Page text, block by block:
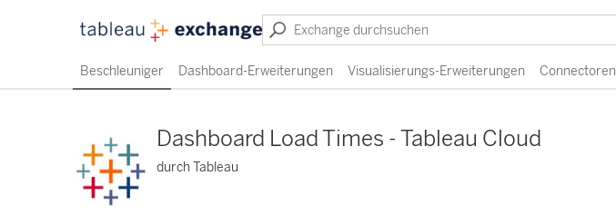
Beschleuniger Dashboard-Erweiterungen Visualisierungs-Erweiterungen Connectoren
Dashboard Load Times - Tableau Cloud
durch Tableau